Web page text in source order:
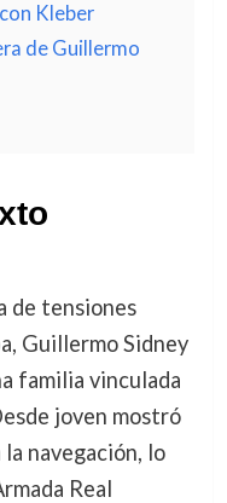
Kleber
de Guillermo
de tensiones
Guillermo Sidney
familia vinculada
joven mostró
navegación, lo
Real